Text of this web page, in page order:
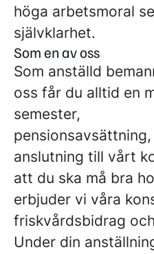
höga arbetsmoral
självklarhet.
Som en av oss
Som anställd
oss får du alltid en
semester,
anslutning till vårt
att du ska må bra
erbjuder vi våra
friskvårdsbidrag
Under din